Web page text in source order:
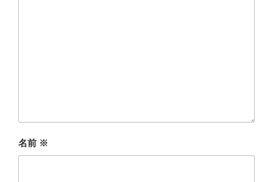
名前 ※